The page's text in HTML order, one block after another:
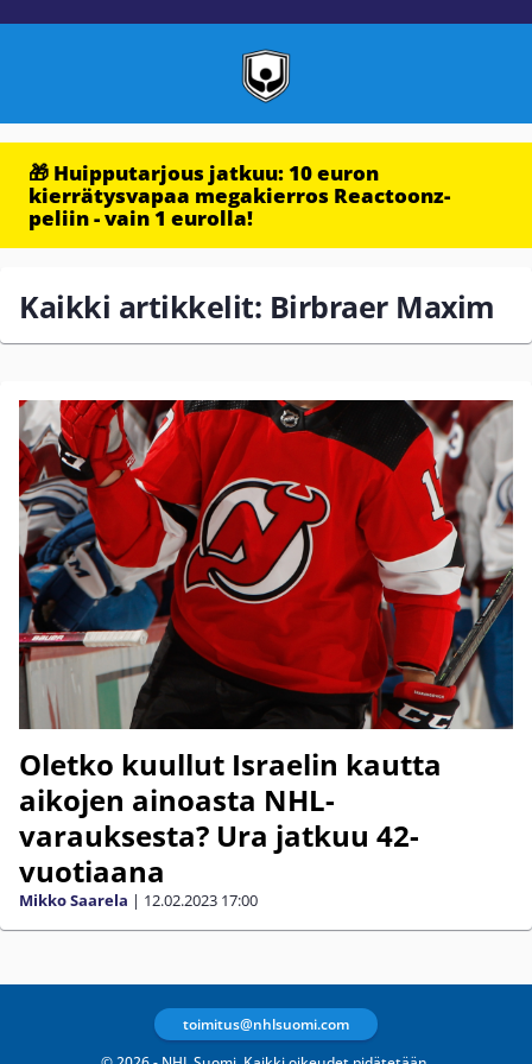
🎁 Huipputarjous jatkuu: 10 euron
kierrätysvapaa megakierros Reactoonz-
peliin - vain 1 eurolla!
Kaikki artikkelit: Birbraer Maxim
Oletko kuullut Israelin kautta
aikojen ainoasta NHL-
varauksesta? Ura jatkuu 42-
vuotiaana
Mikko Saarela | 12.02.2023 17:00
toimitus@nhlsuomi.com